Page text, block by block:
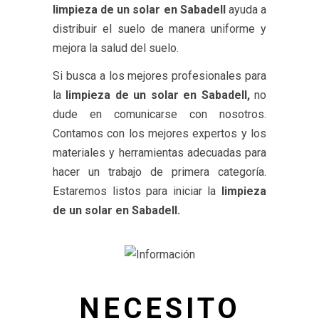
limpieza de un solar en Sabadellayuda a
distribuir el suelo de manera uniforme y
mejora la salud del suelo.
Si busca a los mejores profesionales para
la limpieza de un solar en Sabadell,no
dude en comunicarse con nosotros.
Contamos con los mejores expertos y los
materiales y herramientas adecuadas para
hacer un trabajo de primera categoría.
Estaremos listos para iniciar la limpieza
de un solar en Sabadell.
NECESITO